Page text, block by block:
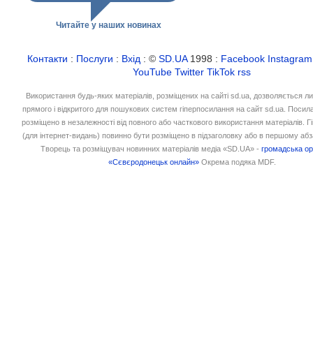
Читайте у наших новинах
Контакти : Послуги : Вхід : ©SD.UA1998 : Facebook Instagram
YouTube Twitter TikTok rss
Використання будь-яких матеріалів, розміщених на сайті sd.ua, дозволяється
прямого і відкритого для пошукових систем гіперпосилання на сайт sd.ua.
розміщено в незалежності від повного або часткового використання матеріалів.
(для інтернет-видань) повинно бути розміщено в підзаголовку або в першому
Творець та розміщувач новинних матеріалів медіа «SD.UA» -громадська
«Сєвєродонецьк онлайн» Окрема подяка MDF.